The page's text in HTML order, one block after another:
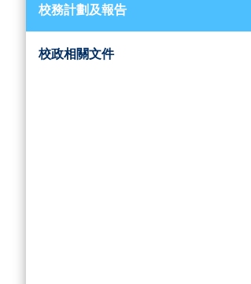
校務計劃及報告
校政相關文件